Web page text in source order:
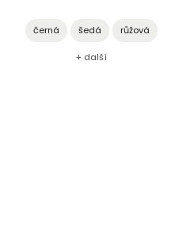
černá šedá růžová
+ další